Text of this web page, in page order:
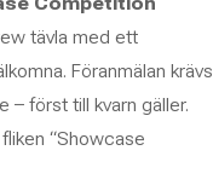
tävla med ett
Föranmälan krävs
– först till kvarn gäller.
“Showcase